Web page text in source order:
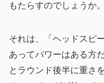
もたらすのでしょうか。
それは、
「ヘッドスピ
あってパワーはある方
とラウンド後半に重さ